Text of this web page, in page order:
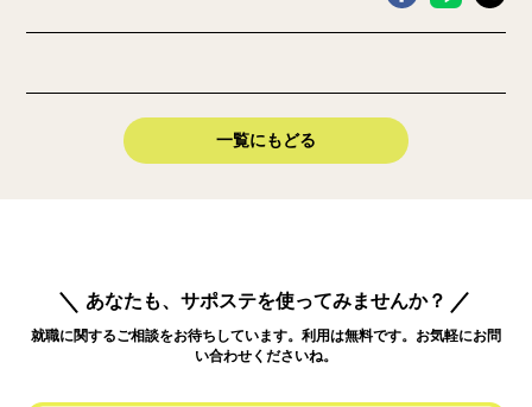
一覧にもどる
あなたも、サポステを使ってみませんか？
就職に関するご相談をお待ちしています。利用は無料です。お気軽にお問
い合わせくださいね。